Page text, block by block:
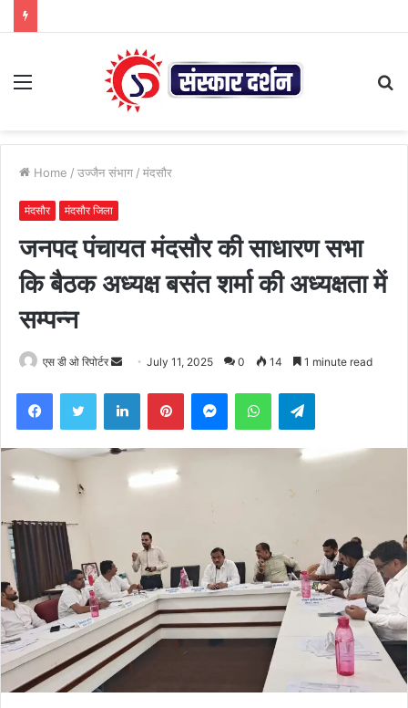
Menu
Home / उज्जैन संभाग / मंदसौर
मंदसौर मंदसौर जिला
जनपद पंचायत मंदसौर की साधारण सभा
कि बैठक अध्यक्ष बसंत शर्मा की अध्यक्षता में
सम्पन्न
एस डी ओ रिपोर्टर
Send July 11, 2025 0 14 1 minute read
FacebookTwitter LinkedInPinterestMessengerWhatsAppTelegram